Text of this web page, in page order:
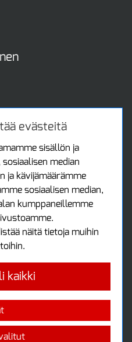
evästeitä
sisällön ja
median
ja kävijämäärämme
sosiaalisen median,
kumppaneillemme
näitä tietoja muihin
kaikki